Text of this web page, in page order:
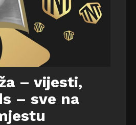
– vijesti,
– sve na